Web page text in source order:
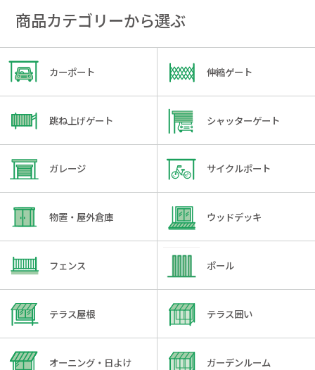
商品カテゴリーから選ぶ
カーポート 伸縮ゲート
跳ね上げゲート シャッターゲート
ガレージ サイクルポート
物置・屋外倉庫 ウッドデッキ
フェンス ポール
テラス屋根 テラス囲い
オーニング・日よけ ガーデンルーム